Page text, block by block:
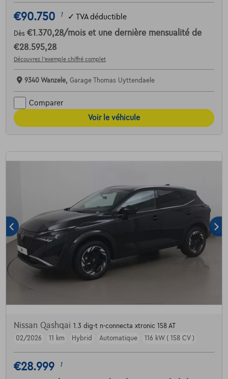
€90.750 1 ✓ TVA déductible
Dès €1.370,28/mois et une dernière mensualité de
€28.595,28
Découvrez l’exemple chiffré complet
9340 Wanzele, Garage Thomas Uyttendaele
Comparer
Voir le véhicule
Nissan Qashqai 1.3 dig-t n-connecta xtronic 158 AT
02/2026
11 km Hybrid Automatique 116 kW ( 158 CV )
€28.999 1